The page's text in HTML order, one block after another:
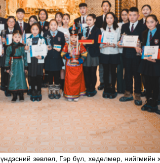
зөвлөл, Гэр бүл, хөдөлмөр,
НИЙСЛЭЛД ШАХМАЛ ТҮЛШ
БОРЛУУЛАХ 435 ЦЭГ
АЖИЛЛАНА